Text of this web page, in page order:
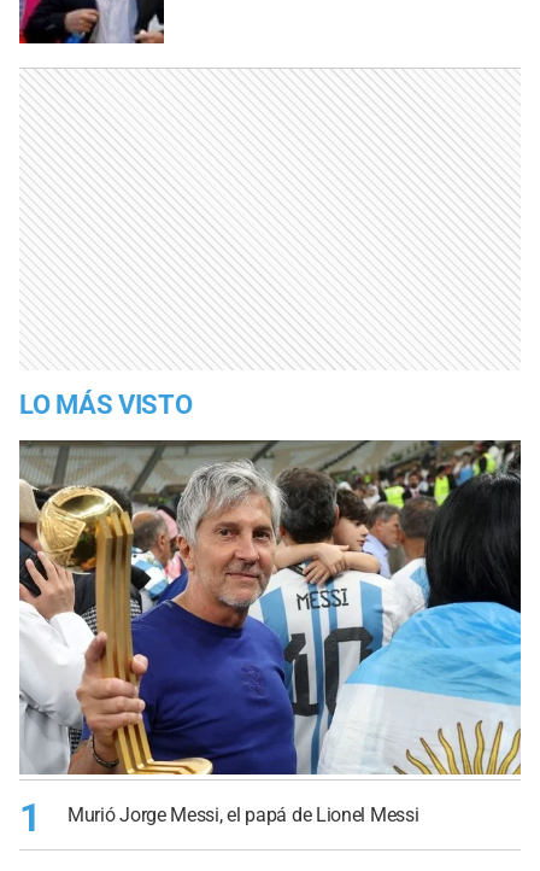
LO MÁS VISTO
1 Murió Jorge Messi, el papá de Lionel Messi